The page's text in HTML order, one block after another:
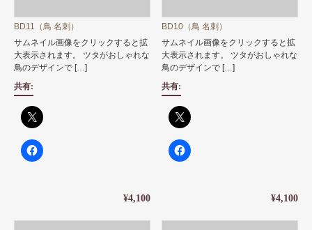
BD11（鳥 名刺）
サムネイル画像をクリックすると拡
大表示されます。 ツタがおしゃれな
鳥のデザインで […]
共有:
¥4,100
BD10（鳥 名刺）
サムネイル画像をクリックすると拡
大表示されます。 ツタがおしゃれな
鳥のデザインで […]
共有:
¥4,100